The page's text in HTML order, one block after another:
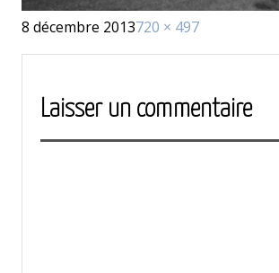
Publié
8 décembre 2013Taille
720 × 497
Laisser un commentaire